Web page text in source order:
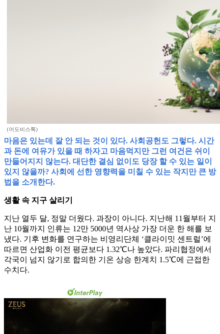
(어도비스톡)
마음은 있는데 잘 안 되는 것이 있다. 사회공헌도 그렇다. 시간
과 돈에 여유가 있을 때 하자고 마음먹지만 그런 여건은 쉬이
만들어지지 않는다. 대단한 결심 없이도 당장 할 수 있는 일이
있지 않을까? 사회에 선한 영향력을 미칠 수 있는 작지만 큰 방
법을 소개한다.
생활 속 지구 살리기
지난 열두 달, 정말 더웠다. 과장이 아니다. 지난해 11월부터 지
난 10월까지 인류는 12만 5000년 역사상 가장 더운 한 해를 보
냈다. 기후 변화를 연구하는 비영리단체 ‘클라이밋 센트럴’에
따르면 산업화 이전 평균보다 1.32℃나 높았다. 파리협정에서
각국이 넘지 않기로 합의한 기온 상승 한계치 1.5℃에 근접한
수치다.